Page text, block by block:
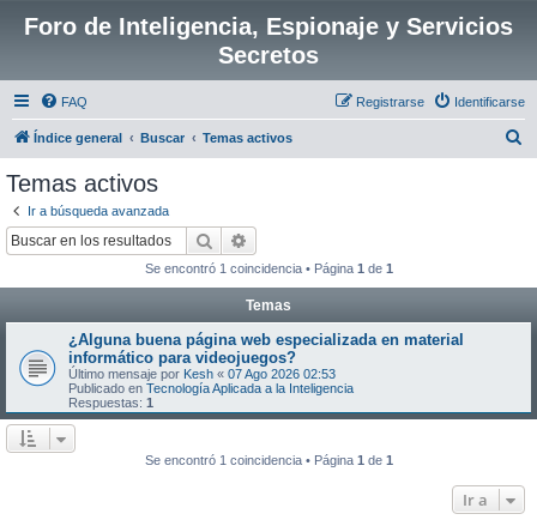
Foro de Inteligencia, Espionaje y Servicios
Secretos
FAQ Identificarse
Registrarse
Índice general Buscar Temas activos
Temas activos
Ir a búsqueda avanzada
Buscar
Se encontró 1 coincidencia • Página 1 de 1
Temas
¿Alguna buena página web especializada en material
informático para videojuegos?
Último mensaje por Kesh « 07 Ago 2026 02:53
Publicado en Tecnología Aplicada a la Inteligencia
Respuestas: 1
Se encontró 1 coincidencia • Página 1 de 1
Ir a